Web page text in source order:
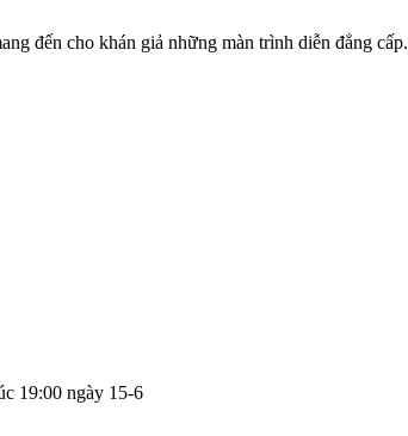
đến cho khán giả những màn trình diễn đẳng cấp.
19:00 ngày 15-6